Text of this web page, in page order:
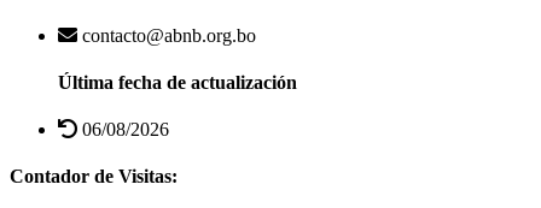
contacto@abnb.org.bo
Última fecha de actualización
06/08/2026
Contador de Visitas: